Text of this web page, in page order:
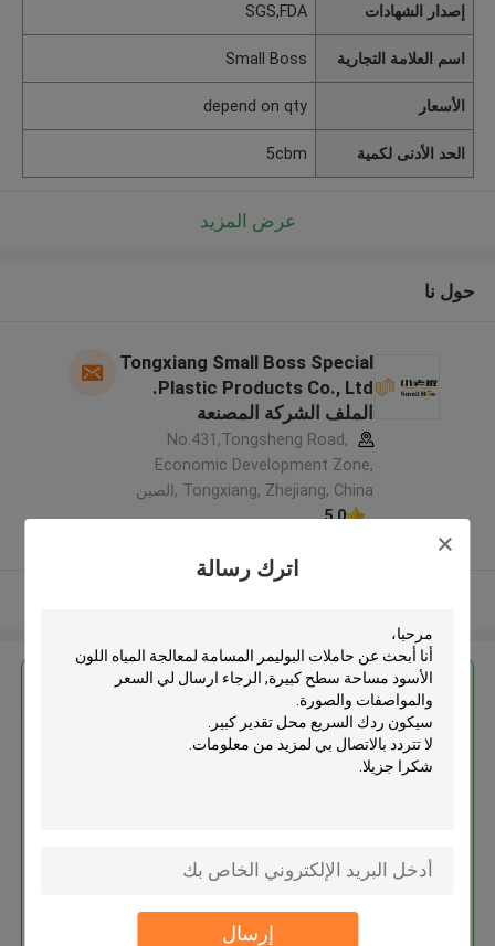
اترك رسالة
إرسال
إصدار الشهادات SGS,FDA
اسم العلامة التجارية Small Boss
الأسعار depend on qty
الحد الأدنى لكمية 5cbm
عرض المزيد
حول نا
Tongxiang Small Boss Special
Plastic Products Co., Ltd.
الملف الشركة المصنعة
No.431,Tongsheng Road,
Economic Development Zone,
Tongxiang, Zhejiang, China ,الصين
5.0
احصل على افضل سعر ل
حاملات البوليمر المسامة لمعالجة
استمر